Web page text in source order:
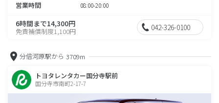
営業時間 08:00-20:00
6時間まで14,300円
免責補償制度1,100円 042-326-0100
分倍河原駅から 3709m
トヨタレンタカー国分寺駅前
国分寺市南町2-17-7